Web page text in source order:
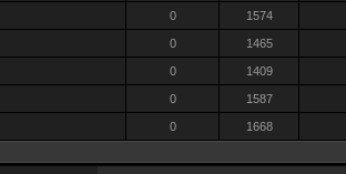
0 1574
0 1465
0 1409
0 1587
0 1668